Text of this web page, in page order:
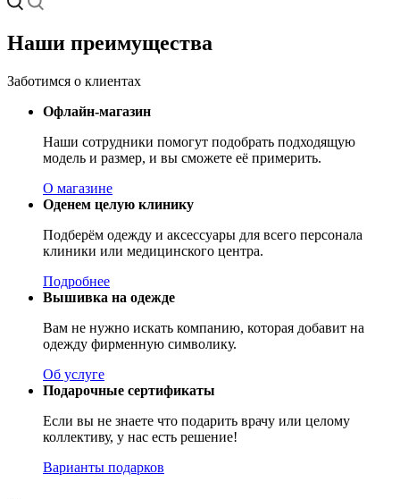
Наши преимущества
Заботимся о клиентах
Офлайн-магазин
Наши сотрудники помогут подобрать подходящую
модель и размер, и вы сможете её примерить.
О магазине
Оденем целую клинику
Подберём одежду и аксессуары для всего персонала
клиники или медицинского центра.
Подробнее
Вышивка на одежде
Вам не нужно искать компанию, которая добавит на
одежду фирменную символику.
Об услуге
Подарочные сертификаты
Если вы не знаете что подарить врачу или целому
коллективу, у нас есть решение!
Варианты подарков